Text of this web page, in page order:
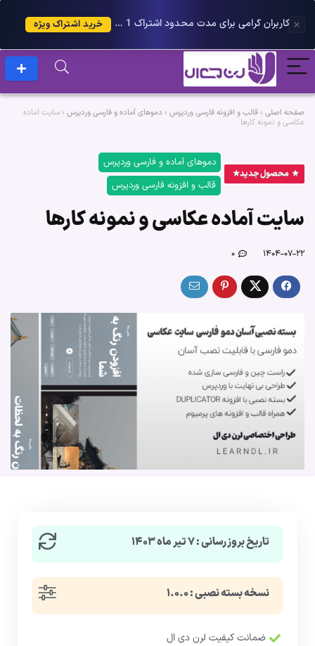
کاربران گرامی برای مدت محدود اشتراک 1 ساله پلاس را می توانید با 25 درصد تخفیف دریافت کنید. خرید اشتراک ویژه
صفحه اصلی »قالب و افزونه فارسی وردپرس » دموهای آماده و فارسی وردپرس »سایت آماده
عکاسی و نمونه کارها
محصول جدید
دموهای آماده و فارسی وردپرس
قالب و افزونه فارسی وردپرس
سایت آماده عکاسی و نمونه کارها
۱۴۰۴-۰۷-۲۲ ۰
تاریخ بروزرسانی : ۷ تیر ماه ۱۴۰۳
نسخه بسته نصبی : ۱.۰.۰
ضمانت کیفیت لرن دی ال